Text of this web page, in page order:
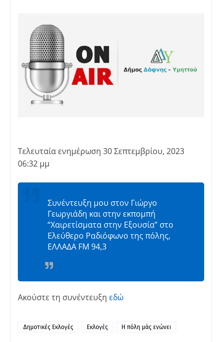
Τελευταία ενημέρωση 30 Σεπτεμβρίου, 2023
06:32 μμ
Συνέντευξη μου στον Γιώργο
Γεωργιάδη και στην εκπομπή
“Χαιρετίσματα στην Εξουσία” στο
Ελεύθερο Ραδιόφωνο της πόλης,
ΕΛΛΑΔΑ FM 94,3
Ακούστε τη συνέντευξη εδώ
Δημοτικές Εκλογές Εκλογές Η πόλη μάς ενώνει